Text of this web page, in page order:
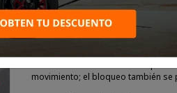
Descripción:
Una actualización de nuestro
ensordecedora que duplica el
La alarma LeverLock es un
movimiento; el bloqueo también se